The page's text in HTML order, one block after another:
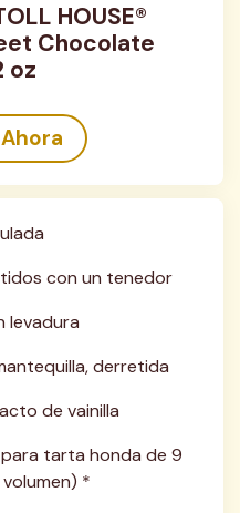
HOUSE®
Chocolate
oz
con un tenedor
levadura
derretida
de vainilla
tarta honda de 9
*